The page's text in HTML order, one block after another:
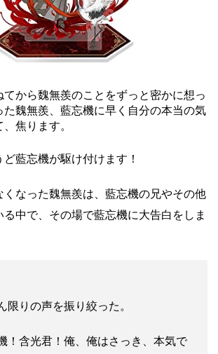
から魏無羨のことをずっと密かに想っ
魏無羨、藍忘機に早く自分の本当の気
焦ります。
藍忘機が駆け付けます！
くなった魏無羨は、藍忘機の兄やその他
中で、その場で藍忘機に大告白をしま
限りの声を振り絞った。
！含光君！俺、俺はさっき、本気で